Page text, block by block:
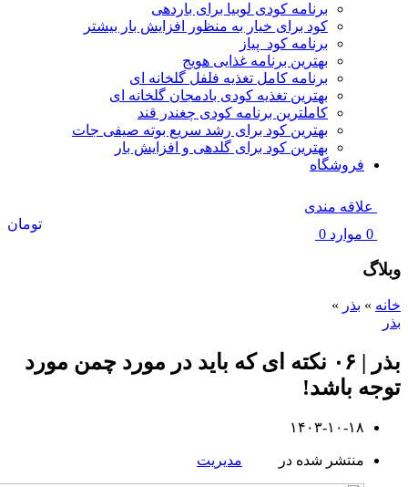
برنامه کودی لوبیا برای باردهی
کود برای خیار به منظور افزایش بار بیشتر
برنامه کود پیاز
بهترین برنامه غذایی هویج
برنامه کامل تغذیه فلفل گلخانه ای
بهترین تغذیه کودی بادمجان گلخانه ای
کاملترین برنامه کودی چغندر قند
بهترین کود برای رشد سریع بوته صیفی جات
بهترین کود برای گلدهی و افزایش بار
فروشگاه
علاقه مندی
0 موارد 0
تومان
وبلاگ
خانه » بذر »
بذر
بذر | ۰۶ نکته ای که باید در مورد چمن مورد
توجه باشد!
۱۴۰۳-۱۰-۱۸
منتشر شده در مدیریت